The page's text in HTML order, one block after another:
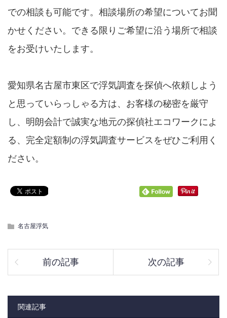
での相談も可能です。相談場所の希望についてお聞
かせください。できる限りご希望に沿う場所で相談
をお受けいたします。
愛知県名古屋市東区で浮気調査を探偵へ依頼しよう
と思っていらっしゃる方は、お客様の秘密を厳守
し、明朗会計で誠実な地元の探偵社エコワークによ
る、完全定額制の浮気調査サービスをぜひご利用く
ださい。
名古屋浮気
前の記事 次の記事
関連記事